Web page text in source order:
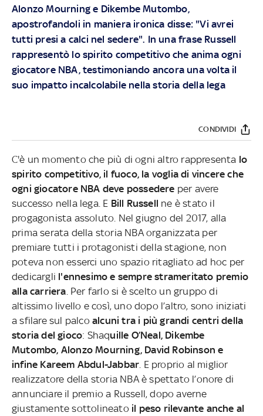
Alonzo Mourning e Dikembe Mutombo,
apostrofandoli in maniera ironica disse: "Vi avrei
tutti presi a calci nel sedere". In una frase Russell
rappresentò lo spirito competitivo che anima ogni
giocatore NBA, testimoniando ancora una volta il
suo impatto incalcolabile nella storia della lega
CONDIVIDI
C'è un momento che più di ogni altro rappresenta lo
spirito competitivo, il fuoco, la voglia di vincere che
ogni giocatore NBA deve possedere per avere
successo nella lega. E Bill Russell ne è stato il
progagonista assoluto. Nel giugno del 2017, alla
prima serata della storia NBA organizzata per
premiare tutti i protagonisti della stagione, non
poteva non esserci uno spazio ritagliato ad hoc per
dedicargli l'ennesimo e sempre strameritato premio
alla carriera . Per farlo si è scelto un gruppo di
altissimo livello e così, uno dopo l’altro, sono iniziati
a sfilare sul palco alcuni tra i più grandi centri della
storia del gioco: Shaquille O’Neal, Dikembe
Mutombo, Alonzo Mourning, David Robinson e
infine Kareem Abdul-Jabbar . E proprio al miglior
realizzatore della storia NBA è spettato l’onore di
annunciare il premio a Russell, dopo averne
giustamente sottolineato il peso rilevante anche al